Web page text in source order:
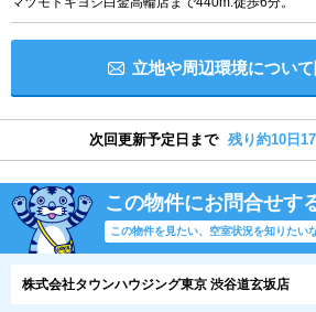
立地や周辺環境について
次回更新予定日まで 残り約10日
この物件にお問合せす
この物件を見たい、空室状況を知りたい
株式会社タウンハウジング東京 渋谷道玄坂店